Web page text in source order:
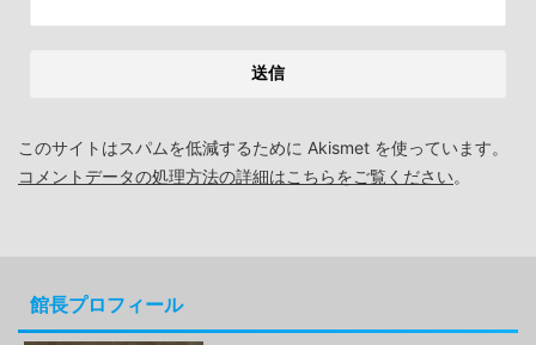
このサイトはスパムを低減するために Akismet を使っています。
コメントデータの処理方法の詳細はこちらをご覧ください。
館長プロフィール